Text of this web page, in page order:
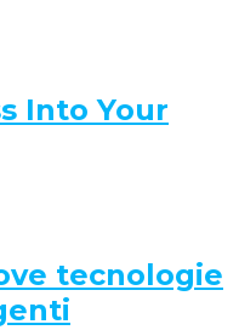
Into Your
tecnologie